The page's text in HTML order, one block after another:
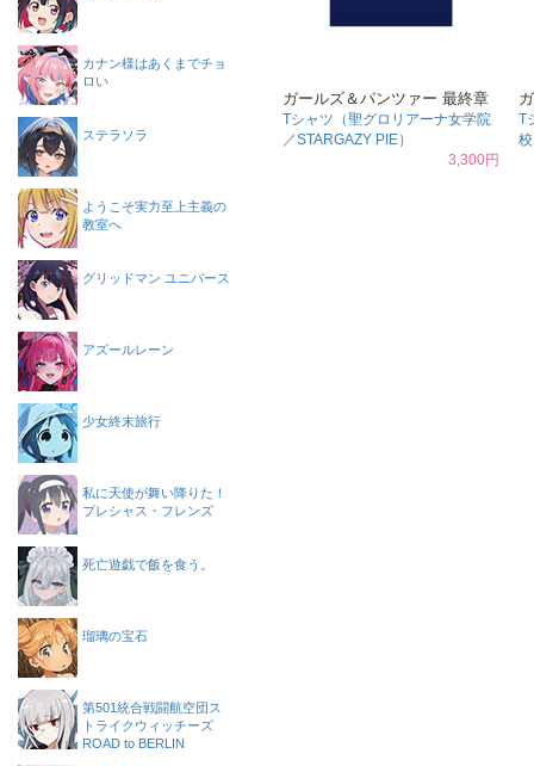
ガールズ＆パンツァー 最終章
Tシャツ（聖グロリアーナ女学院
／STARGAZY PIE）
3,300円
T
カナン様はあくまでチョ
ロい
ステラソラ
ようこそ実力至上主義の
教室へ
グリッドマン ユニバース
アズールレーン
少女終末旅行
私に天使が舞い降りた！
プレシャス・フレンズ
死亡遊戯で飯を食う。
瑠璃の宝石
第501統合戦闘航空団ス
トライクウィッチーズ
ROAD to BERLIN